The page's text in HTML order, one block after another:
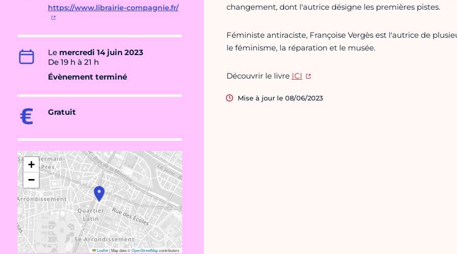
https://www.librairie-compagnie.fr/
Le mercredi 14 juin 2023
De 19 h à 21 h
Évènement terminé
Gratuit
+
−
Leaflet|Map data ©OpenStreetMapcontributors
changement, dont l'autrice désigne les premières pistes.
Féministe antiraciste, Françoise Vergès est l'autrice de
le féminisme, la réparation et le musée.
Découvrir le livre ICI
Mise à jour le 08/06/2023